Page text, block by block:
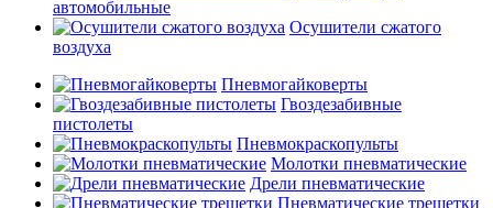
автомобильные
Осушители сжатого
воздуха
Пневмогайковерты
Гвоздезабивные
пистолеты
Пневмокраскопульты
Молотки пневматические
Дрели пневматические
Пневматические трещетки